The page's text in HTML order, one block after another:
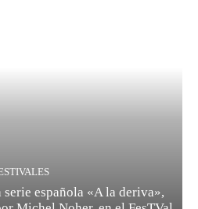
española «A la deriva»,